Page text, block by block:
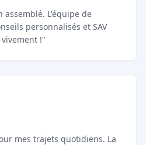
gamme complète et
troisième vélo électrique
je suis aussi bien écoutée